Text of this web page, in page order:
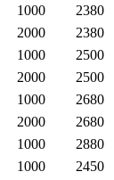
1000 2380
2000 2380
1000 2500
2000 2500
1000 2680
2000 2680
1000 2880
1000 2450